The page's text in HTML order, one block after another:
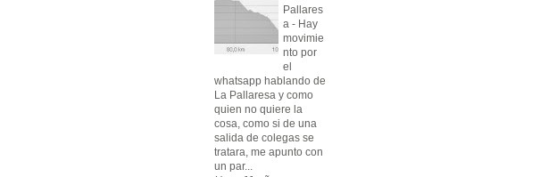
Pallares
a - Hay
movimie
nto por
el
whatsapp hablando de
La Pallaresa y como
quien no quiere la
cosa, como si de una
salida de colegas se
tratara, me apunto con
un par...